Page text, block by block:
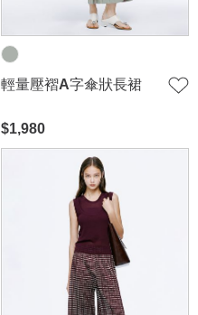
輕量壓褶A字傘狀長裙
$1,980